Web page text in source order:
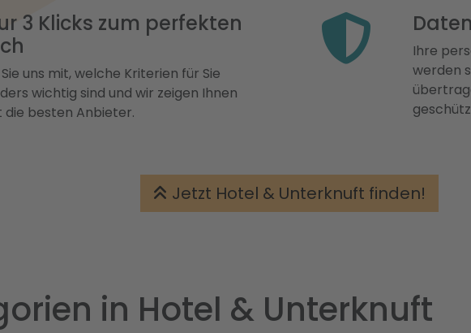
3 Klicks zum perfekten
uns mit, welche Kriterien für Sie
wichtig sind und wir zeigen Ihnen
die besten Anbieter.
Ihre
werden
Jetzt Hotel & Unterknuft finden!
in Hotel & Unterknuft